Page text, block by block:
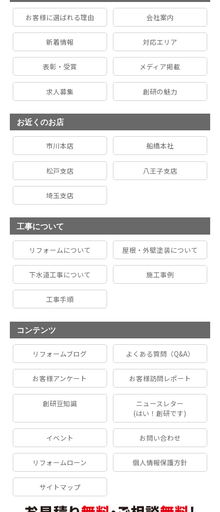
お客様に選ばれる理由 会社案内
新着情報 対応エリア
表彰・受賞 メディア掲載
求人募集 創研の魅力
お近くのお店
市川本店 船橋本社
松戸支店 八王子支店
埼玉支店
工事について
リフォームについて 屋根・外壁塗装について
下水道工事について 施工事例
工事手順
コンテンツ
リフォームブログ よくある質問（Q&A）
お客様アンケート お客様訪問レポート
創研豆知識
ニュースレター
(はい！創研です)
イベント お問い合わせ
リフォームローン 個人情報保護方針
サイトマップ